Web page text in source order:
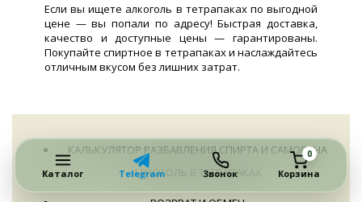
Каталог Telegram Звонок Корзина
0
Если вы ищете алкоголь в тетрапаках по выгодной
цене — вы попали по адресу! Быстрая доставка,
качество и доступные цены — гарантированы.
Покупайте спиртное в тетрапаках и наслаждайтесь
отличным вкусом без лишних затрат.
КАЛЬКУЛЯТОР РАЗБАВЛЕНИЯ СПИРТА И САМОГОНА
АЛКОГОЛЬ В ТЕТРАПАКАХ